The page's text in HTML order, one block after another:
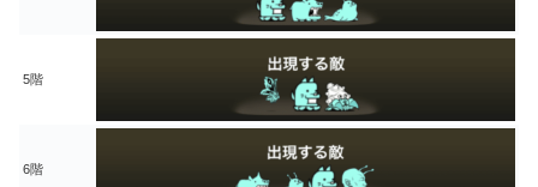
5階
6階